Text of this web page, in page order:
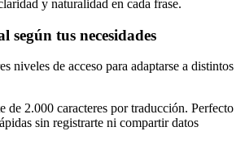
y naturalidad en cada frase.
según tus necesidades
niveles de acceso para adaptarse a distintos
de 2.000 caracteres por traducción. Perfecto
sin registrarte ni compartir datos